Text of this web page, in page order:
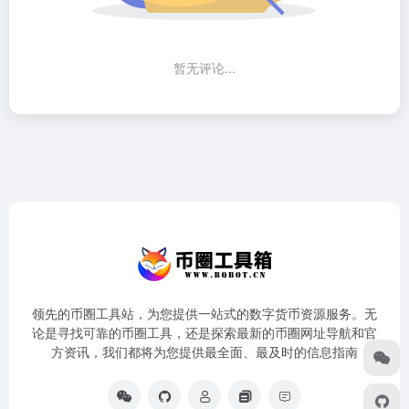
暂无评论...
领先的币圈工具站，为您提供一站式的数字货币资源服务。无
论是寻找可靠的币圈工具，还是探索最新的币圈网址导航和官
方资讯，我们都将为您提供最全面、最及时的信息指南